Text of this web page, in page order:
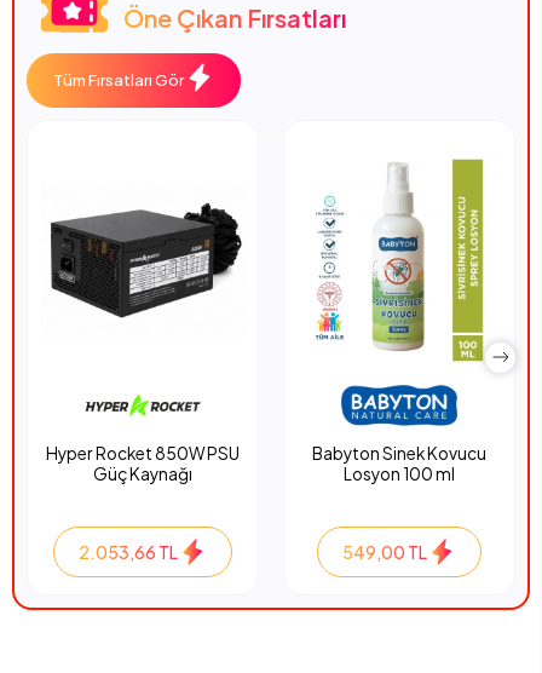
Öne Çıkan Fırsatları
Tüm Fırsatları Gör
Hyper Rocket 850W PSU
Güç Kaynağı
2.053,66 TL
Babyton Sinek Kovucu
Losyon 100 ml
549,00 TL